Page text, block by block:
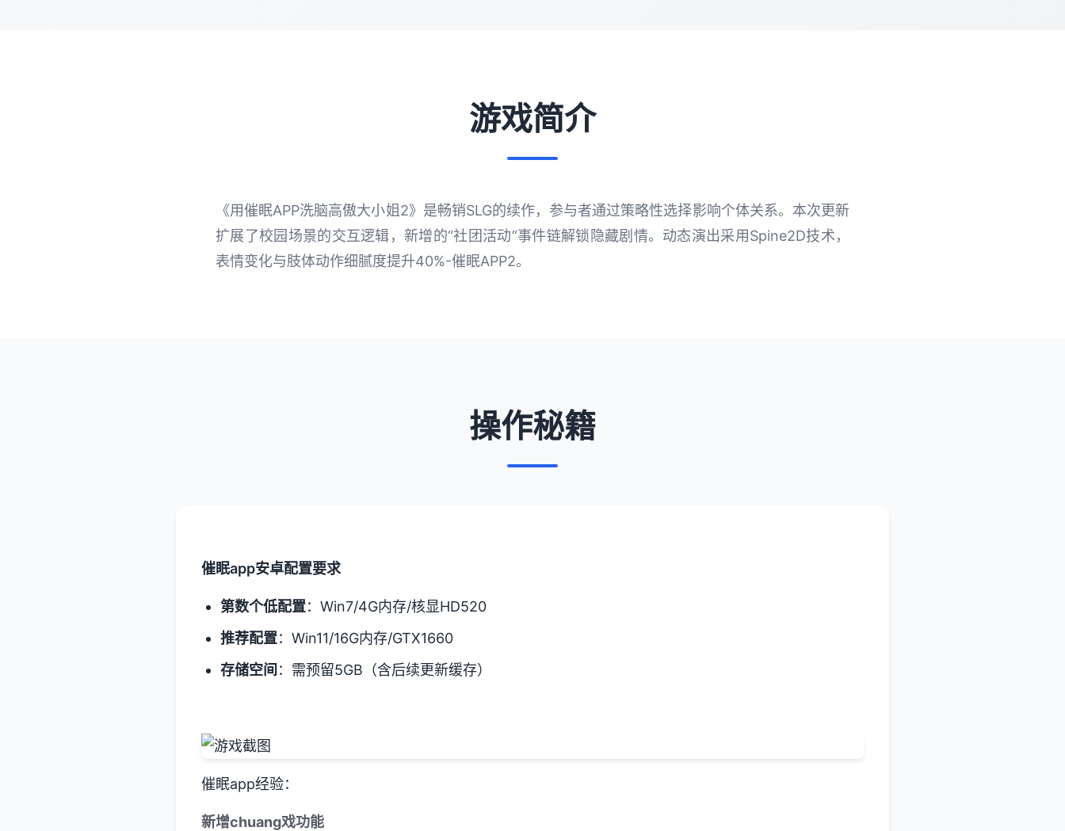
游戏简介
《用催眠APP洗脑高傲大小姐2》是畅销SLG的续作，参与者通过策略性选择影响个体关系。本次更新
扩展了校园场景的交互逻辑，新增的“社团活动”事件链解锁隐藏剧情。动态演出采用Spine2D技术，
表情变化与肢体动作细腻度提升40%-催眠APP2。
操作秘籍
催眠app安卓配置要求
​第数个低配置​​：Win7/4G内存/核显HD520
​推荐配置​​：Win11/16G内存/GTX1660
​存储空间​ ​：需预留5GB（含后续更新缓存）
催眠app经验：
新增chuang戏功能